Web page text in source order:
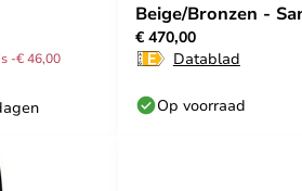
-€ 46,00
Beige/Bronzen -
€ 470,00
Datablad
Op voorraad